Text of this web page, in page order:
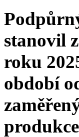
stanovil
roku
období